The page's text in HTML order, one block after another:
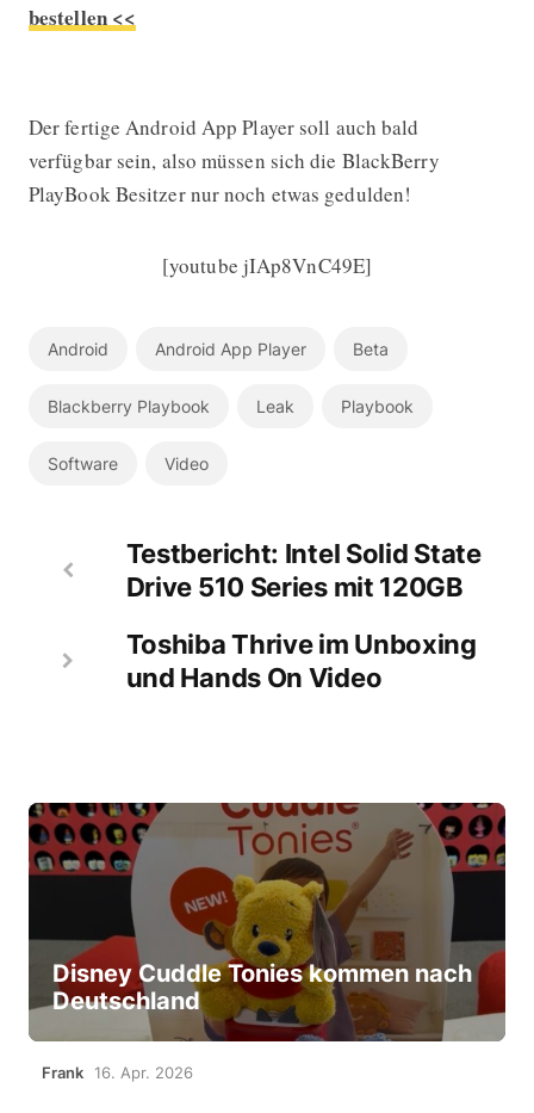
bestellen <<
Der fertige Android App Player soll auch bald
verfügbar sein, also müssen sich die BlackBerry
PlayBook Besitzer nur noch etwas gedulden!
[youtube jIAp8VnC49E]
Android Android App Player Beta
Blackberry Playbook Leak Playbook
Software Video
Testbericht: Intel Solid State
Drive 510 Series mit 120GB
Toshiba Thrive im Unboxing
und Hands On Video
Disney Cuddle Tonies kommen nach
Deutschland
Frank 16. Apr. 2026